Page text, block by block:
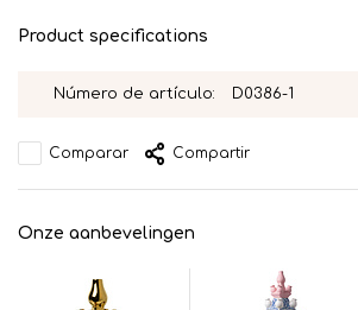
Product specifications
Número de artículo: D0386-1
Comparar Compartir
Onze aanbevelingen